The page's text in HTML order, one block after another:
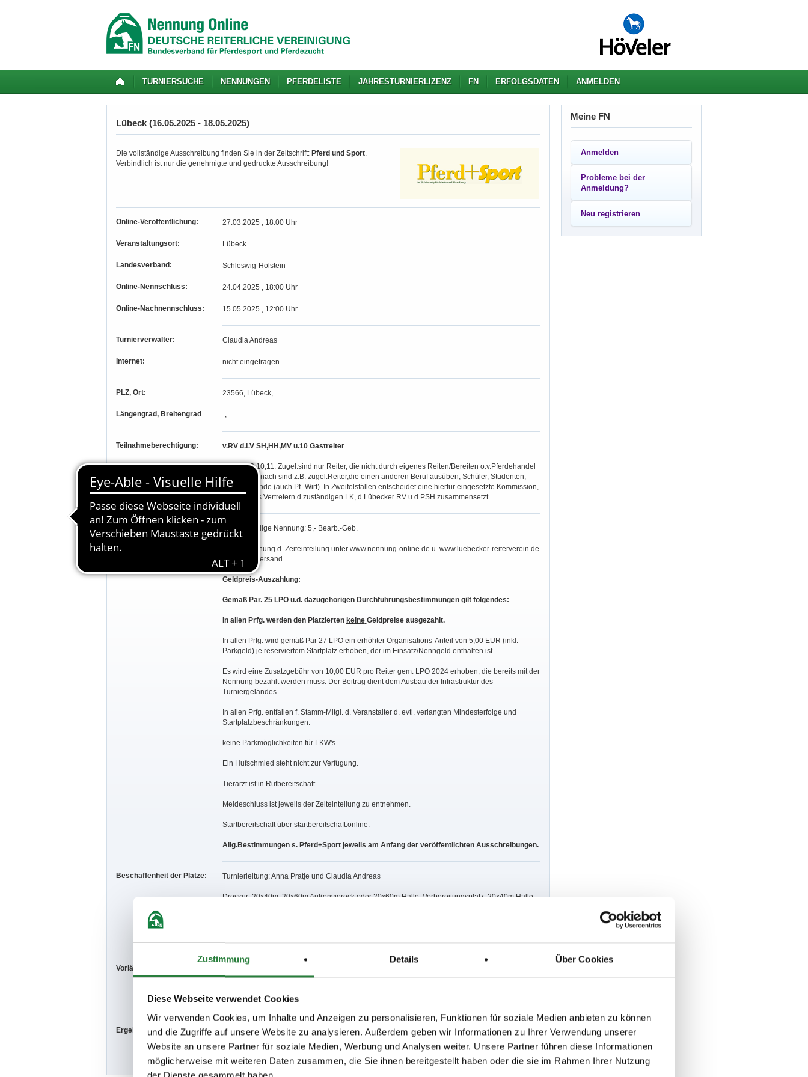
Zustimmung Details Über Cookies
Diese Webseite verwendet Cookies
Wir verwenden Cookies, um Inhalte und Anzeigen zu personalisieren, Funktionen für soziale Medien anbieten zu können
und die Zugriffe auf unsere Website zu analysieren. Außerdem geben wir Informationen zu Ihrer Verwendung unserer
Website an unsere Partner für soziale Medien, Werbung und Analysen weiter. Unsere Partner führen diese Informationen
möglicherweise mit weiteren Daten zusammen, die Sie ihnen bereitgestellt haben oder die sie im Rahmen Ihrer Nutzung
TURNIERSUCHE NENNUNGEN PFERDELISTE JAHRESTURNIERLIZENZ FN ERFOLGSDATEN ANMELDEN
Lübeck (16.05.2025 - 18.05.2025)
Die vollständige Ausschreibung finden Sie in der Zeitschrift: Pferd und Sport.
Verbindlich ist nur die genehmigte und gedruckte Ausschreibung!
Online-Veröffentlichung: 27.03.2025 , 18:00 Uhr
Veranstaltungsort: Lübeck
Landesverband: Schleswig-Holstein
Online-Nennschluss: 24.04.2025 , 18:00 Uhr
Online-Nachnennschluss: 15.05.2025 , 12:00 Uhr
Turnierverwalter: Claudia Andreas
Internet: nicht eingetragen
PLZ, Ort: 23566, Lübeck,
Längengrad, Breitengrad -, -
Teilnahmeberechtigung: v.RV d.LV SH,HH,MV u.10 Gastreiter
Prüfung 6,10,11: Zugel.sind nur Reiter, die nicht durch eigenes Reiten/Bereiten o.v.Pferdehandel
leben. Demnach sind z.B. zugel.Reiter,die einen anderen Beruf ausüben, Schüler, Studenten,
Auszubildende (auch Pf.-Wirt). In Zweifelsfällen entscheidet eine hierfür eingesetzte Kommission,
die sich aus Vertretern d.zuständigen LK, d.Lübecker RV u.d.PSH zusammensetzt.
Besondere Bestimmungen: Unvollständige Nennung: 5,- Bearb.-Geb.
Veröffentlichung d. Zeiteinteilung unter www.nennung-online.de u. www.luebecker-reiterverein.de
, kein Postversand
Geldpreis-Auszahlung:
Gemäß Par. 25 LPO u.d. dazugehörigen Durchführungsbestimmungen gilt folgendes:
In allen Prfg. werden den Platzierten keine Geldpreise ausgezahlt.
In allen Prfg. wird gemäß Par 27 LPO ein erhöhter Organisations-Anteil von 5,00 EUR (inkl.
Parkgeld) je reserviertem Startplatz erhoben, der im Einsatz/Nenngeld enthalten ist.
Es wird eine Zusatzgebühr von 10,00 EUR pro Reiter gem. LPO 2024 erhoben, die bereits mit der
Nennung bezahlt werden muss. Der Beitrag dient dem Ausbau der Infrastruktur des
Turniergeländes.
In allen Prfg. entfallen f. Stamm-Mitgl. d. Veranstalter d. evtl. verlangten Mindesterfolge und
Startplatzbeschränkungen.
keine Parkmöglichkeiten für LKW's.
Ein Hufschmied steht nicht zur Verfügung.
Tierarzt ist in Rufbereitschaft.
Meldeschluss ist jeweils der Zeiteinteilung zu entnehmen.
Startbereitschaft über startbereitschaft.online.
Allg.Bestimmungen s. Pferd+Sport jeweils am Anfang der veröffentlichten Ausschreibungen.
Beschaffenheit der Plätze: Turnierleitung: Anna Pratje und Claudia Andreas
Dressur: 20x40m, 20x60m Außenviereck oder 20x60m Halle, Vorbereitungsplatz: 20x40m Halle
Vorläufige Zeitenteilung:
Sa. vorm.: 5,6,7; nachm.: 8,9
Ergebnisse: Zu den Ergebnissen auf www.fn-erfolgsdaten.de
Meine FN
Anmelden
Probleme bei der
Anmeldung?
Neu registrieren